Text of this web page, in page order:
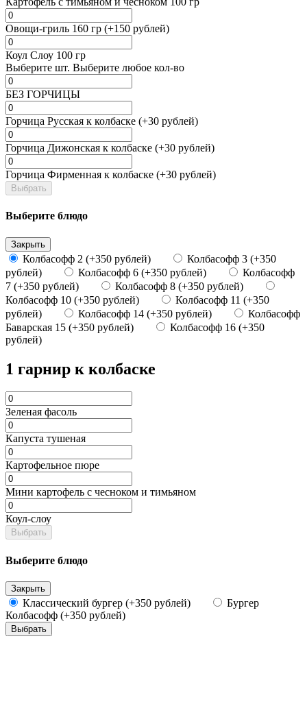
Овощи-гриль 160 гр (+150 рублей)
Коул Слоу 100 гр
Выберите шт. Выберите любое кол-во
БЕЗ ГОРЧИЦЫ
Горчица Русская к колбаске (+30 рублей)
Горчица Дижонская к колбаске (+30 рублей)
Горчица Фирменная к колбаске (+30 рублей)
Выбрать
Выберите блюдо
Закрыть
Колбасофф 2 (+350 рублей)
Колбасофф 3 (+350
рублей)
Колбасофф 6 (+350 рублей)
Колбасофф
7 (+350 рублей)
Колбасофф 8 (+350 рублей)
Колбасофф 10 (+350 рублей)
Колбасофф 11 (+350
рублей)
Колбасофф 14 (+350 рублей)
Колбасофф
Баварская 15 (+350 рублей)
Колбасофф 16 (+350
рублей)
1 гарнир к колбаске
Зеленая фасоль
Капуста тушеная
Картофельное пюре
Мини картофель с чесноком и тимьяном
Коул-слоу
Выбрать
Выберите блюдо
Закрыть
Классический бургер (+350 рублей)
Бургер
Колбасофф (+350 рублей)
Выбрать